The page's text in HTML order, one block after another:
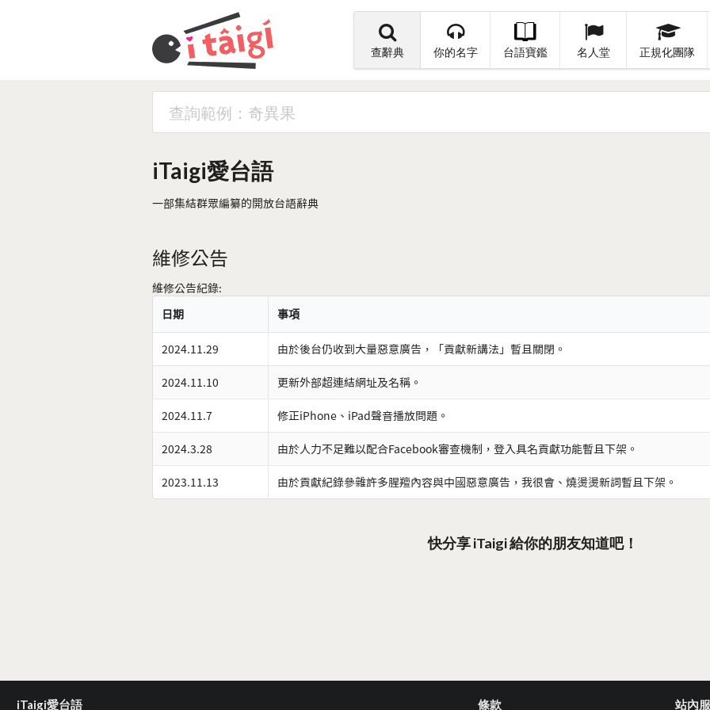
查辭典 你的名字 台語寶鑑 名人堂 正規化團隊
iTaigi愛台語
一部集結群眾編纂的開放台語辭典
維修公告
維修公告紀錄:
日期
事項
2024.11.29 由於後台仍收到大量惡意廣告，「貢獻新講法」暫且關閉。
2024.11.10 更新外部超連結網址及名稱。
2024.11.7 修正iPhone、iPad聲音播放問題。
2024.3.28 由於人力不足難以配合Facebook審查機制，登入具名貢獻功能暫且下架。
2023.11.13 由於貢獻紀錄參雜許多腥羶內容與中國惡意廣告，我很會、燒燙燙新詞暫且下架。
快分享 iTaigi 給你的朋友知道吧！
iTaigi愛台語 條款 站內